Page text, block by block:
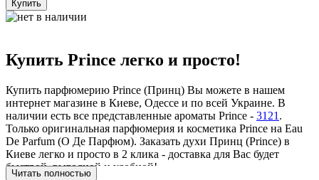
Купить
Купить Prince легко и просто!
Купить парфюмерию Prince (Принц) Вы можете в нашем
интернет магазине в Киеве, Одессе и по всей Украине. В
наличии есть все представленные ароматы Prince - 3121 .
Только оригинальная парфюмерия и косметика Prince на Eau
De Parfum (О Де Парфюм). Заказать духи Принц (Prince) в
Киеве легко и просто в 2 клика - доставка для Вас будет
быстрой, выгодной и удобной!
Читать полностью